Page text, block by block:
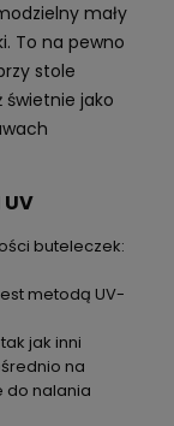
mały
To na pewno
stole
świetnie jako
UV
buteleczek:
metodą UV-
jak inni
na
do nalania